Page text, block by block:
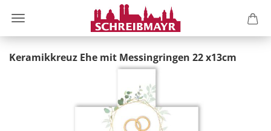
Keramikkreuz Ehe mit Messingringen 22 x13cm